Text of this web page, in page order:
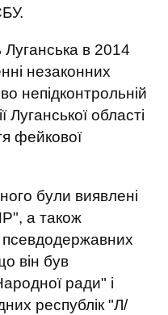
в 2014
незаконних
непідконтрольній
Луганської області
фейкової
були виявлені
а також
псевдодержавних
він був
ради" і
республік "Л/